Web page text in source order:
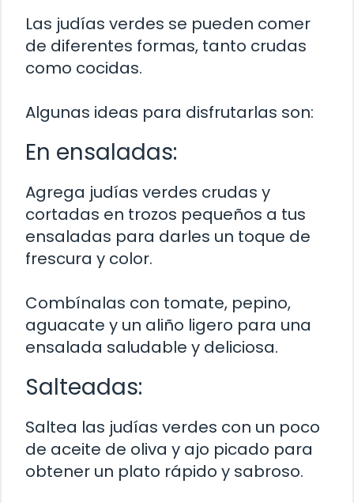
Las judías verdes se pueden comer
de diferentes formas, tanto crudas
como cocidas.
Algunas ideas para disfrutarlas son:
En ensaladas:
Agrega judías verdes crudas y
cortadas en trozos pequeños a tus
ensaladas para darles un toque de
frescura y color.
Combínalas con tomate, pepino,
aguacate y un aliño ligero para una
ensalada saludable y deliciosa.
Salteadas:
Saltea las judías verdes con un poco
de aceite de oliva y ajo picado para
obtener un plato rápido y sabroso.